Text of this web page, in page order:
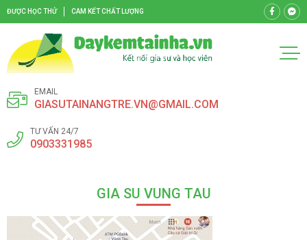
ĐƯỢC HỌC THỬ CAM KẾT CHẤT LƯỢNG
EMAIL
GIASUTAINANGTRE.VN@GMAIL.COM
TƯ VẤN 24/7
0903331985
GIA SU VUNG TAU